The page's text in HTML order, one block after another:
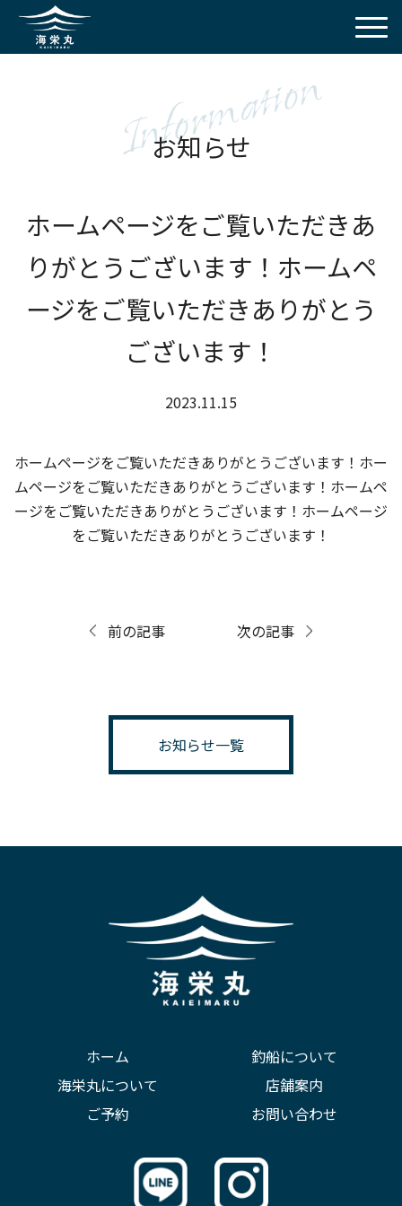
お知らせ
Information
ホームページをご覧いただきあ
りがとうございます！ホームペ
ージをご覧いただきありがとう
ございます！
2023.11.15
ホームページをご覧いただきありがとうございます！ホー
ムページをご覧いただきありがとうございます！ホームペ
ージをご覧いただきありがとうございます！ホームページ
をご覧いただきありがとうございます！
前の記事 次の記事
お知らせ一覧
ホーム
釣船について
海栄丸について
店舗案内
ご予約
お問い合わせ